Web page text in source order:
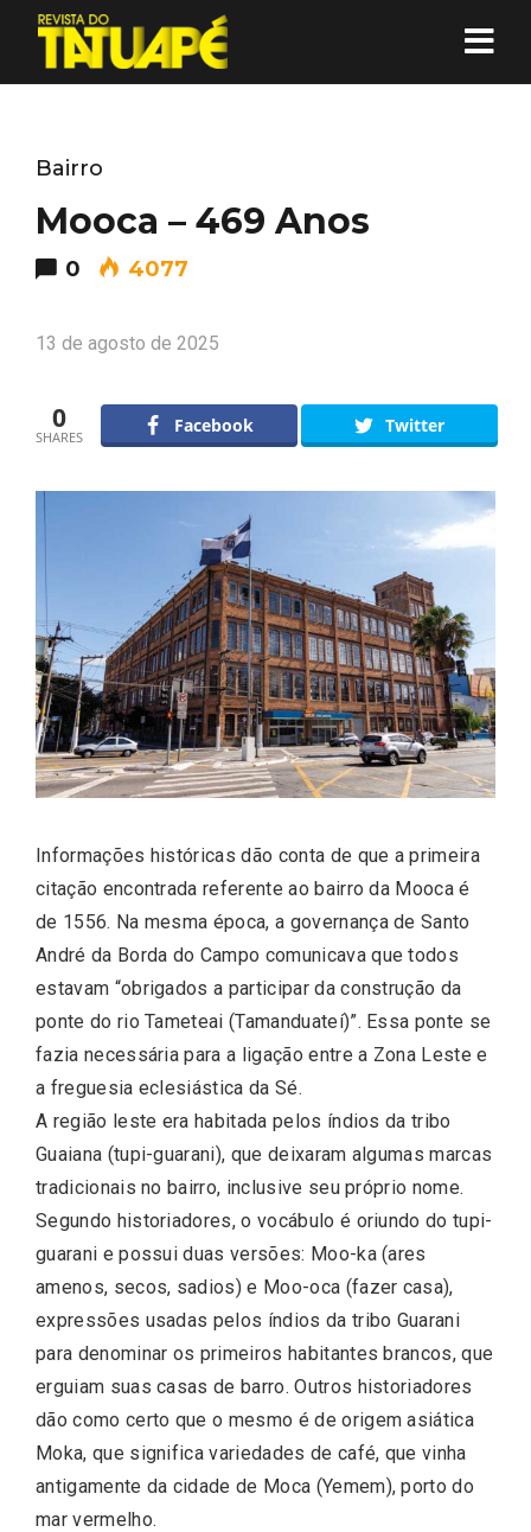
Bairro
Mooca – 469 Anos
0 4077
13 de agosto de 2025
0
SHARES
Facebook Twitter
Informações históricas dão conta de que a primeira
citação encontrada referente ao bairro da Mooca é
de 1556. Na mesma época, a governança de Santo
André da Borda do Campo comunicava que todos
estavam “obrigados a participar da construção da
ponte do rio Tameteai (Tamanduateí)”. Essa ponte se
fazia necessária para a ligação entre a Zona Leste e
a freguesia eclesiástica da Sé.
A região leste era habitada pelos índios da tribo
Guaiana (tupi-guarani), que deixaram algumas marcas
tradicionais no bairro, inclusive seu próprio nome.
Segundo historiadores, o vocábulo é oriundo do tupi-
guarani e possui duas versões: Moo-ka (ares
amenos, secos, sadios) e Moo-oca (fazer casa),
expressões usadas pelos índios da tribo Guarani
para denominar os primeiros habitantes brancos, que
erguiam suas casas de barro. Outros historiadores
dão como certo que o mesmo é de origem asiática
Moka, que significa variedades de café, que vinha
antigamente da cidade de Moca (Yemem), porto do
mar vermelho.